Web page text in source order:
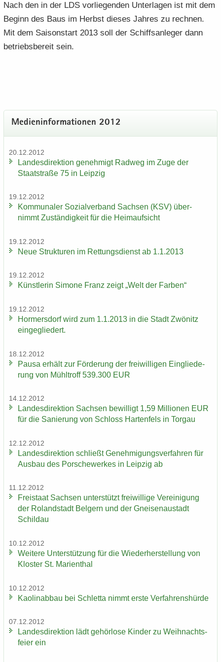
Nach den in der LDS vor­lie­gen­den Un­ter­la­gen ist mit dem
Be­ginn des Baus im Herbst die­ses Jah­res zu rech­nen.
Mit dem Sai­son­start 2013 soll der Schiffs­an­le­ger dann
be­triebs­be­reit sein.
Me­di­en­in­for­ma­tio­nen 2012
20.12.2012
Lan­des­di­rek­ti­on ge­neh­migt Rad­weg im Zuge der
Staat­stra­ße 75 in Leip­zig
19.12.2012
Kom­mu­na­ler So­zi­al­ver­band Sach­sen (KSV) über­
nimmt Zu­stän­dig­keit für die Heim­auf­sicht
19.12.2012
Neue Struk­tu­ren im Ret­tungs­dienst ab 1.1.2013
19.12.2012
Künst­le­rin Si­mo­ne Franz zeigt „Welt der Far­ben“
19.12.2012
Hor­mers­dorf wird zum 1.1.2013 in die Stadt Zwö­nitz
ein­ge­glie­dert.
18.12.2012
Pausa er­hält zur För­de­rung der frei­wil­li­gen Ein­glie­de­
rung von Mühl­troff 539.300 EUR
14.12.2012
Lan­des­di­rek­ti­on Sach­sen be­wil­ligt 1,59 Mil­lio­nen EUR
für die Sa­nie­rung von Schloss Har­ten­fels in Tor­gau
12.12.2012
Lan­des­di­rek­ti­on schließt Ge­neh­mi­gungs­ver­fah­ren für
Aus­bau des Por­sche­wer­kes in Leip­zig ab
11.12.2012
Frei­staat Sach­sen un­ter­stützt frei­wil­li­ge Ver­ei­ni­gung
der Ro­land­stadt Bel­gern und der Gnei­sen­au­stadt
Schildau
10.12.2012
Wei­te­re Un­ter­stüt­zung für die Wie­der­her­stel­lung von
Klos­ter St. Ma­ri­en­thal
10.12.2012
Kao­lin­ab­bau bei Schlet­ta nimmt erste Ver­fah­rens­hür­de
07.12.2012
Lan­des­di­rek­ti­on lädt ge­hör­lo­se Kin­der zu Weih­nachts­
fei­er ein